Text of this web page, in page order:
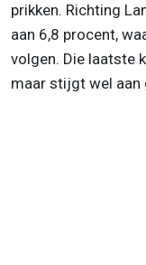
prikken. Richting
aan 6,8 procent,
volgen. Die laatste
maar stijgt wel aan